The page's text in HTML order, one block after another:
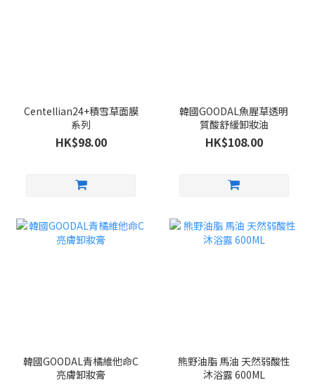
Centellian24+積雪草面膜
系列
HK$98.00
韓國GOODAL魚腥草透明
質酸舒緩卸妝油
HK$108.00
韓國GOODAL青橘維他命C
亮膚卸妝膏
熊野油脂 馬油 天然弱酸性
沐浴露 600ML